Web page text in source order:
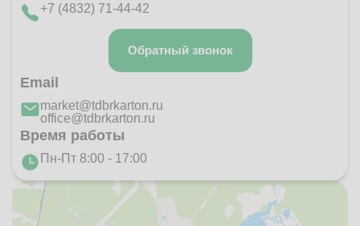
+7 (4832) 71-44-42
Обратный звонок
Email
market@tdbrkarton.ru
office@tdbrkarton.ru
Время работы
Пн-Пт 8:00 - 17:00